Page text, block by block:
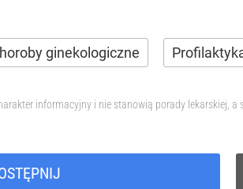
ginekologiczne
informacyjny i nie stanowią porady